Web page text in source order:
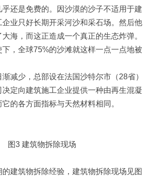
还是免费的。因沙漠的沙子不适用于建
业只好长期开采河沙和采石场。然后他
海，而这正造成一个真正的生态炸弹。
，全球75%的沙滩就这样一点一点地被
减少，总部设在法国沙特尔市（28省）
决定向建筑施工企业提供一种由再生混凝
的各方面指标与天然材料相同。
图3 建筑物拆除现场
建筑物拆除经验，建筑物拆除现场见图